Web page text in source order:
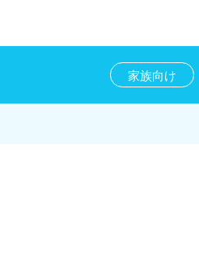
家族向け